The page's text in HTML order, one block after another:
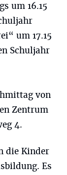
um 16.15
um 17.15
Schuljahr
von
Zentrum
4.
die Kinder
Es